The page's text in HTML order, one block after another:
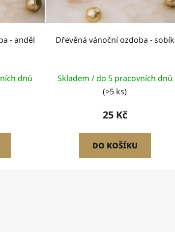
- anděl
dnů
Dřevěná vánoční ozdoba - sobík
Skladem / do 5 pracovních dnů
(>5 ks)
25 Kč
DO KOŠÍKU